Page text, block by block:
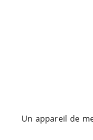
Un appareil de